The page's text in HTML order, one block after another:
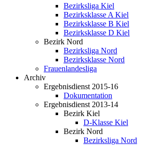
Bezirksliga Kiel
Bezirksklasse A Kiel
Bezirksklasse B Kiel
Bezirksklasse D Kiel
Bezirk Nord
Bezirksliga Nord
Bezirksklasse Nord
Frauenlandesliga
Archiv
Ergebnisdienst 2015-16
Dokumentation
Ergebnisdienst 2013-14
Bezirk Kiel
D-Klasse Kiel
Bezirk Nord
Bezirksliga Nord